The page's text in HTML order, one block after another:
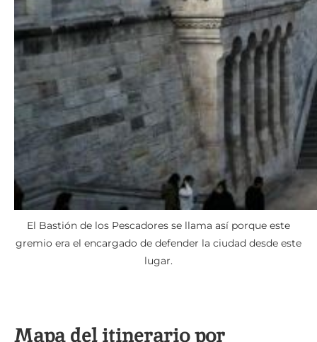
El Bastión de los Pescadores se llama así porque este
gremio era el encargado de defender la ciudad desde este
lugar.
Mapa del itinerario por